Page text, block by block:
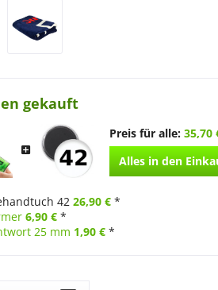
gekauft
Preis für alle: 35,70
Alles in den
42 26,90 € *
6,90 € *
25 mm 1,90 € *